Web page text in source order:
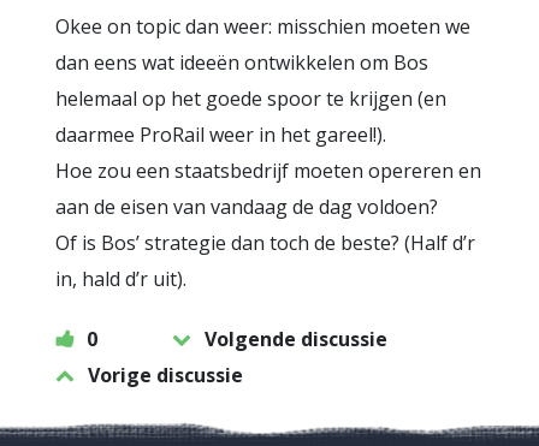
Okee on topic dan weer: misschien moeten we
dan eens wat ideeën ontwikkelen om Bos
helemaal op het goede spoor te krijgen (en
daarmee ProRail weer in het gareel!).
Hoe zou een staatsbedrijf moeten opereren en
aan de eisen van vandaag de dag voldoen?
Of is Bos’ strategie dan toch de beste? (Half d’r
in, hald d’r uit).
0
Volgende discussie
Vorige discussie